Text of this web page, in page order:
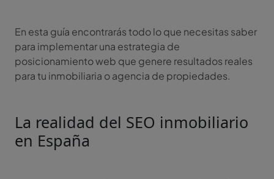
En esta guía encontrarás todo lo que necesitas saber
para implementar una estrategia de
posicionamiento web que genere resultados reales
para tu inmobiliaria o agencia de propiedades.
La realidad del SEO inmobiliario
en España